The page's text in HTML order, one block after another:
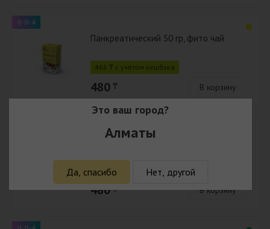
0-0-4
Панкреатический 50 гр, фито чай
466 ₸ с учётом кешбэка
480 ₸ В корзину
Брусники лист 25 гр, фито чай, Белла
466 ₸ с учётом кешбэка
480 ₸ В корзину
Это ваш город?
Алматы
Да, спасибо Нет, другой